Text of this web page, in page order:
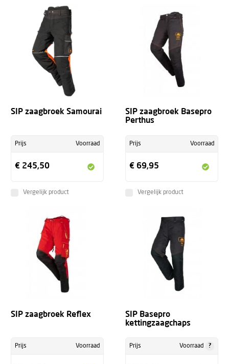
SIP zaagbroek Samourai
Prijs Voorraad
€ 245,50
Vergelijk product
SIP zaagbroek Basepro
Perthus
Prijs Voorraad
€ 69,95
Vergelijk product
SIP zaagbroek Reflex
Prijs Voorraad
SIP Basepro
kettingzaagchaps
Prijs Voorraad ?